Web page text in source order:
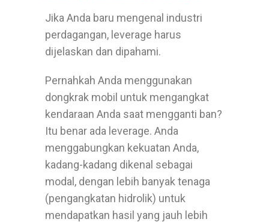
Jika Anda baru mengenal industri
perdagangan, leverage harus
dijelaskan dan dipahami.
Pernahkah Anda menggunakan
dongkrak mobil untuk mengangkat
kendaraan Anda saat mengganti ban?
Itu benar ada leverage. Anda
menggabungkan kekuatan Anda,
kadang-kadang dikenal sebagai
modal, dengan lebih banyak tenaga
(pengangkatan hidrolik) untuk
mendapatkan hasil yang jauh lebih